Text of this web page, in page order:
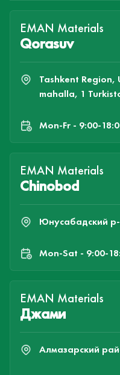
EMAN Materials
Qorasuv
Tashkent Region,
mahalla, 1
Mon-Fr - 9:00-
EMAN Materials
Chinobod
Юнусабадский
Mon-Sat - 9:00-
EMAN Materials
Джами
Алмазарский